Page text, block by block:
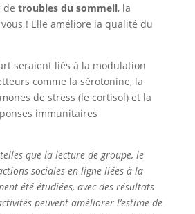
de troubles du sommeil, la
! Elle améliore la qualité du
seraient liés à la modulation
comme la sérotonine, la
de stress (le cortisol) et la
immunitaires
que la lecture de groupe, le
sociales en ligne liées à la
été étudiées, avec des résultats
peuvent améliorer l’estime de